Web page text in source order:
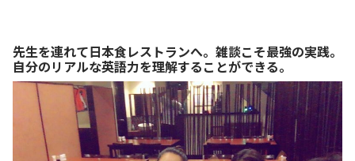
先生を連れて日本食レストランへ。雑談こそ最強の実践。
自分のリアルな英語力を理解することができる。